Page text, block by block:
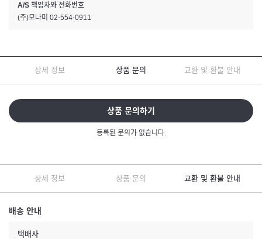
A/S 책임자와 전화번호
(주)모나미 02-554-0911
상세 정보 상품 문의 교환 및 환불 안내
상품 문의하기
등록된 문의가 없습니다.
상세 정보 상품 문의 교환 및 환불 안내
배송 안내
택배사